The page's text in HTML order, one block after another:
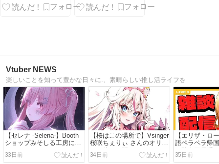
開始へ ― 泡・
かっこよさに
Vtuber NEWS
楽しいことを知って豊かな日々に.、素晴らしい推し活ライフを
【セレナ -Selena-】Booth
ショップみそしる工房によ
るオリジナル3Dモデル！
33日前
【桜はこの場所で】Vsinger
桜咲ちぇりぃ さんのオリジ
ナル曲を公開！
34日前
【エリザ・ロ
語ペラペラ帰
の騎士団長系
35日前